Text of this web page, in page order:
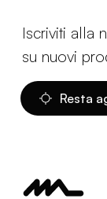
Iscriviti alla
su nuovi
Resta